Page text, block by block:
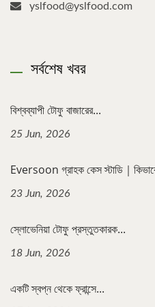
yslfood@yslfood.com
সর্বশেষ খবর
বিশ্বব্যাপী টোফু বাজারের...
25 Jun, 2026
Eversoon গ্রাহক কেস স্টাডি｜
23 Jun, 2026
স্লোভেনিয়া টোফু প্রস্তুতকারক...
18 Jun, 2026
একটি স্বপ্ন থেকে ফ্রান্সে...